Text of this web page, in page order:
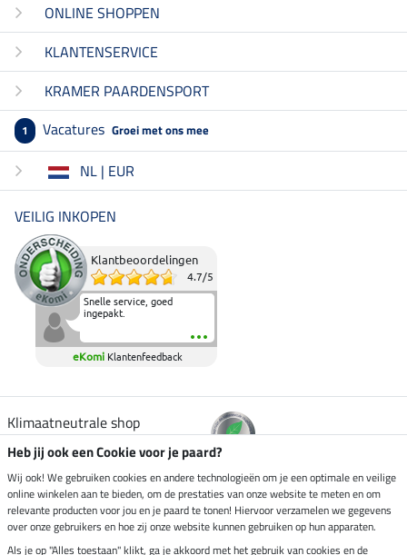
ONLINE SHOPPEN
KLANTENSERVICE
KRAMER PAARDENSPORT
1 Vacatures Groei met ons mee
NL | EUR
VEILIG INKOPEN
Klantbeoordelingen
4.7/5
Snelle service, goed
ingepakt.
eKomi Klantenfeedback
Klimaatneutrale shop
Verzending per
Veilig betalen met
Heb jij ook een Cookie voor je paard?
Wij ook! We gebruiken cookies en andere technologieën om je een optimale en veilige
online winkelen aan te bieden, om de prestaties van onze website te meten en om
relevante producten voor jou en je paard te tonen! Hiervoor verzamelen we gegevens
over onze gebruikers en hoe zij onze website kunnen gebruiken op hun apparaten.
Als je op "Alles toestaan" klikt, ga je akkoord met het gebruik van cookies en de